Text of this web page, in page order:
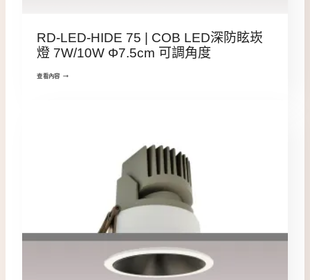
RD-LED-HIDE 75 | COB LED深防眩崁
燈 7W/10W Φ7.5cm 可調角度
查看內容